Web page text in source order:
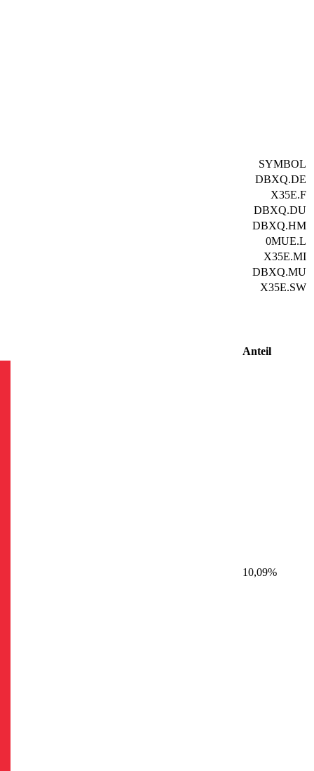
SYMBOL
DBXQ.DE
X35E.F
DBXQ.DU
DBXQ.HM
0MUE.L
X35E.MI
DBXQ.MU
X35E.SW
Anteil
10,09%